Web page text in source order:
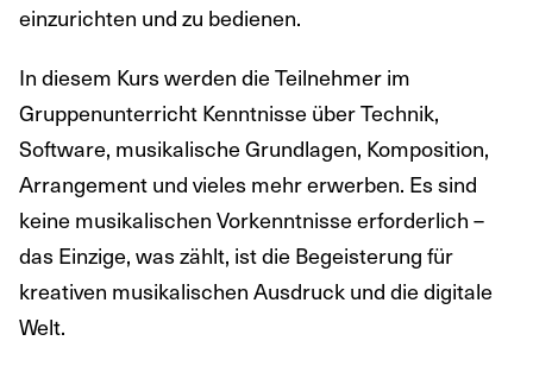
einzurichten und zu bedienen.
In diesem Kurs werden die Teilnehmer im
Gruppenunterricht Kenntnisse über Technik,
Software, musikalische Grundlagen, Komposition,
Arrangement und vieles mehr erwerben. Es sind
keine musikalischen Vorkenntnisse erforderlich –
das Einzige, was zählt, ist die Begeisterung für
kreativen musikalischen Ausdruck und die digitale
Welt.